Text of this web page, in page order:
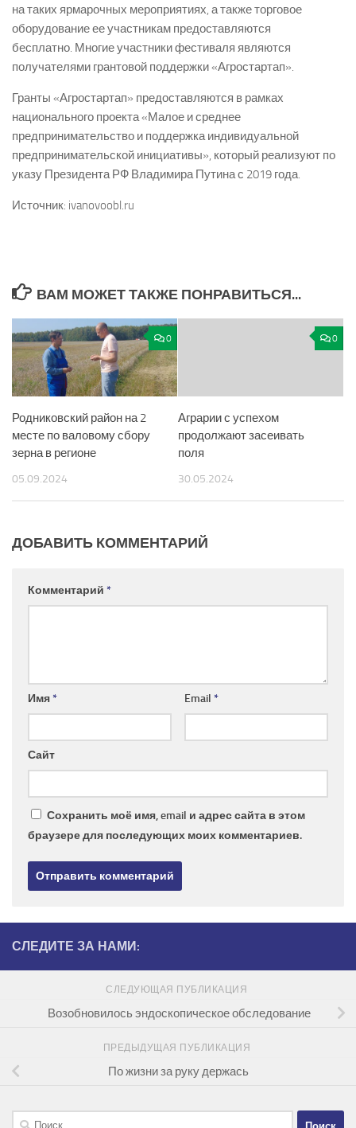
на таких ярмарочных мероприятиях, а также торговое
оборудование ее участникам предоставляются
бесплатно. Многие участники фестиваля являются
получателями грантовой поддержки «Агростартап».
Гранты «Агростартап» предоставляются в рамках
национального проекта «Малое и среднее
предпринимательство и поддержка индивидуальной
предпринимательской инициативы», который реализуют по
указу Президента РФ Владимира Путина с 2019 года.
Источник: ivanovoobl.ru
ВАМ МОЖЕТ ТАКЖЕ ПОНРАВИТЬСЯ...
0
Родниковский район на 2
месте по валовому сбору
зерна в регионе
05.09.2024
0
Аграрии с успехом
продолжают засеивать
поля
30.05.2024
ДОБАВИТЬ КОММЕНТАРИЙ
Комментарий *
Имя* Email *
Сайт
Сохранить моё имя, email и адрес сайта в этом
браузере для последующих моих комментариев.
СЛЕДИТЕ ЗА НАМИ:
СЛЕДУЮЩАЯ ПУБЛИКАЦИЯ
Возобновилось эндоскопическое обследование
ПРЕДЫДУЩАЯ ПУБЛИКАЦИЯ
По жизни за руку держась
Найти: